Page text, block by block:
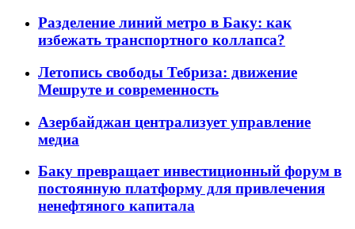
Разделение линий метро в Баку: как
избежать транспортного коллапса?
Летопись свободы Тебриза: движение
Мешруте и современность
Азербайджан централизует управление
медиа
Баку превращает инвестиционный форум в
постоянную платформу для привлечения
ненефтяного капитала